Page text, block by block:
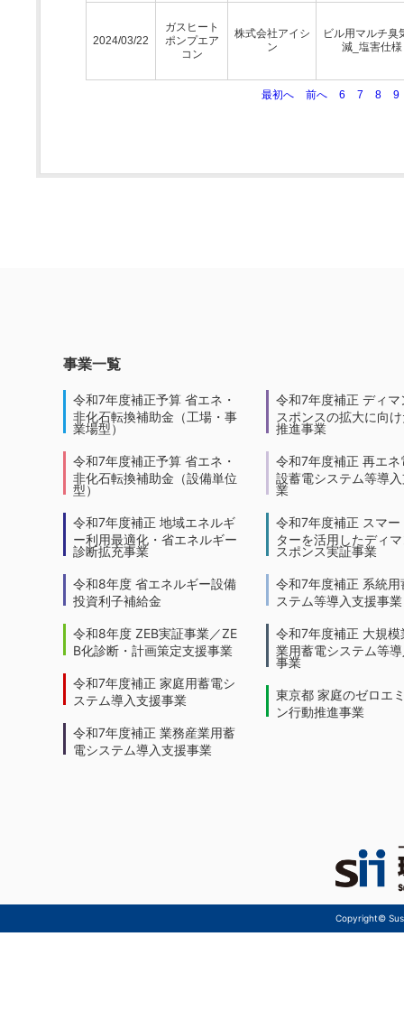
2024/03/22
ガスヒート
ポンプエア
コン
株式会社アイシ
ン
ビル用マルチ臭
減_塩害仕様
最初へ 前へ 6 7 8 9
事業一覧
令和7年度補正予算 省エネ・
非化石転換補助金（工場・事
業場型）
令和7年度補正予算 省エネ・
非化石転換補助金（設備単位
型）
令和7年度補正 地域エネルギ
ー利用最適化・省エネルギー
診断拡充事業
令和8年度 省エネルギー設備
投資利子補給金
令和8年度 ZEB実証事業／ZE
B化診断・計画策定支援事業
令和7年度補正 家庭用蓄電シ
ステム導入支援事業
令和7年度補正 業務産業用蓄
電システム導入支援事業
令和7年度補正 ディマ
スポンスの拡大に向
推進事業
令和7年度補正 再エネ
設蓄電システム等導
業
令和7年度補正 スマー
ターを活用したディ
スポンス実証事業
令和7年度補正 系統用
ステム等導入支援事業
令和7年度補正 大規模
業用蓄電システム等
事業
東京都 家庭のゼロエ
ン行動推進事業
Copyright©